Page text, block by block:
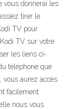
vous donnerai les
tirer le
TV pour
TV sur votre
les liens ci-
téléphone que
vous aurez accès
facilement
nous vous